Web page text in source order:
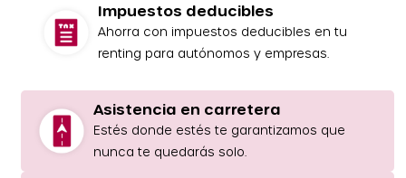
Impuestos deducibles
Ahorra con impuestos deducibles en tu
renting para autónomos y empresas.
Asistencia en carretera
Estés donde estés te garantizamos que
nunca te quedarás solo.